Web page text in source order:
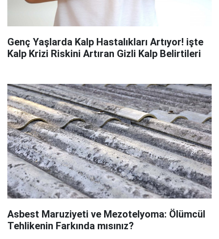
Genç Yaşlarda Kalp Hastalıkları Artıyor! işte
Kalp Krizi Riskini Artıran Gizli Kalp Belirtileri
Asbest Maruziyeti ve Mezotelyoma: Ölümcül
Tehlikenin Farkında mısınız?